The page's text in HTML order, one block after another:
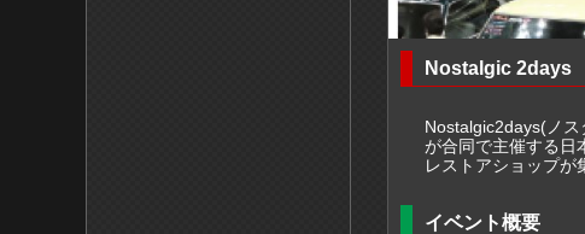
Nostalgic 2days
Nostalgic2days(ノ
が合同で主催する日
レストアショップが
イベント概要